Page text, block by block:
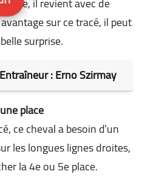
sur ce tracé, il peut
surprise.
: Erno Szirmay
place
ce cheval a besoin d’un
les longues lignes droites,
la 4e ou 5e place.